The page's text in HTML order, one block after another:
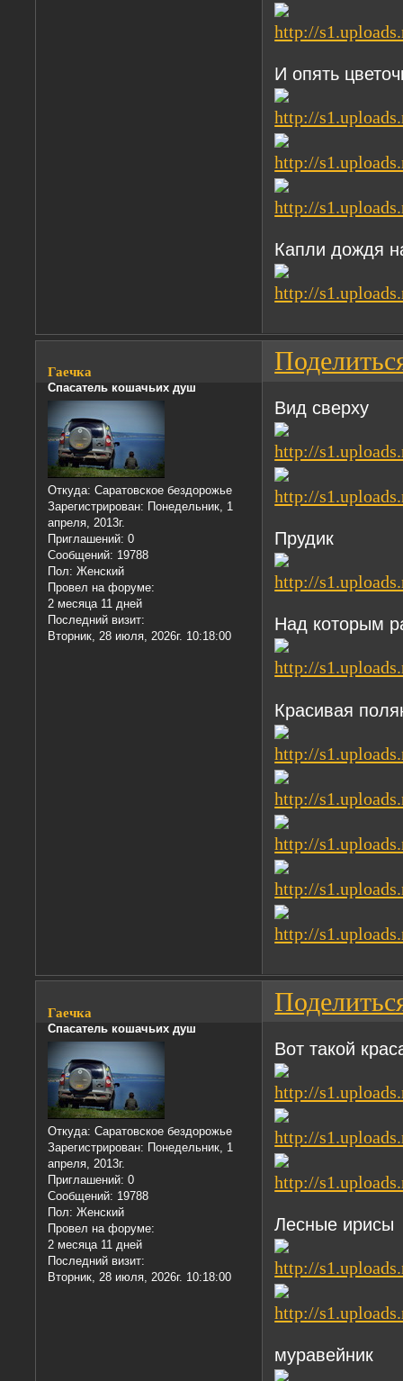
И опять
Капли дождя
Гаечка
Спасатель кошачьих душ
Откуда: Саратовское бездорожье
Зарегистрирован: Понедельник, 1
апреля, 2013г.
Приглашений: 0
Сообщений: 19788
Пол: Женский
Провел на форуме:
2 месяца 11 дней
Последний визит:
Вторник, 28 июля, 2026г. 10:18:00
Вид сверху
Прудик
Над которым
Красивая
Гаечка
Спасатель кошачьих душ
Откуда: Саратовское бездорожье
Зарегистрирован: Понедельник, 1
апреля, 2013г.
Приглашений: 0
Сообщений: 19788
Пол: Женский
Провел на форуме:
2 месяца 11 дней
Последний визит:
Вторник, 28 июля, 2026г. 10:18:00
Вот такой
Лесные ирисы
муравейник